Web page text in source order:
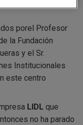
porel Profesor
la Fundación
y el Sr.
Institucionales
este centro
LIDL que
no ha parado